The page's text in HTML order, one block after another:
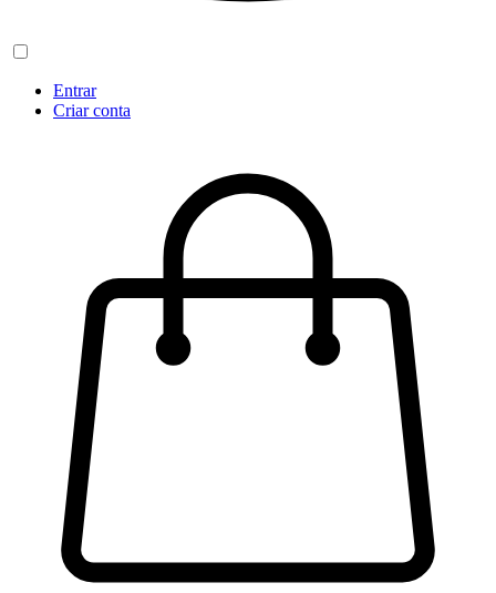
Entrar
Criar conta